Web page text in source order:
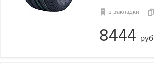
в закладки
8444